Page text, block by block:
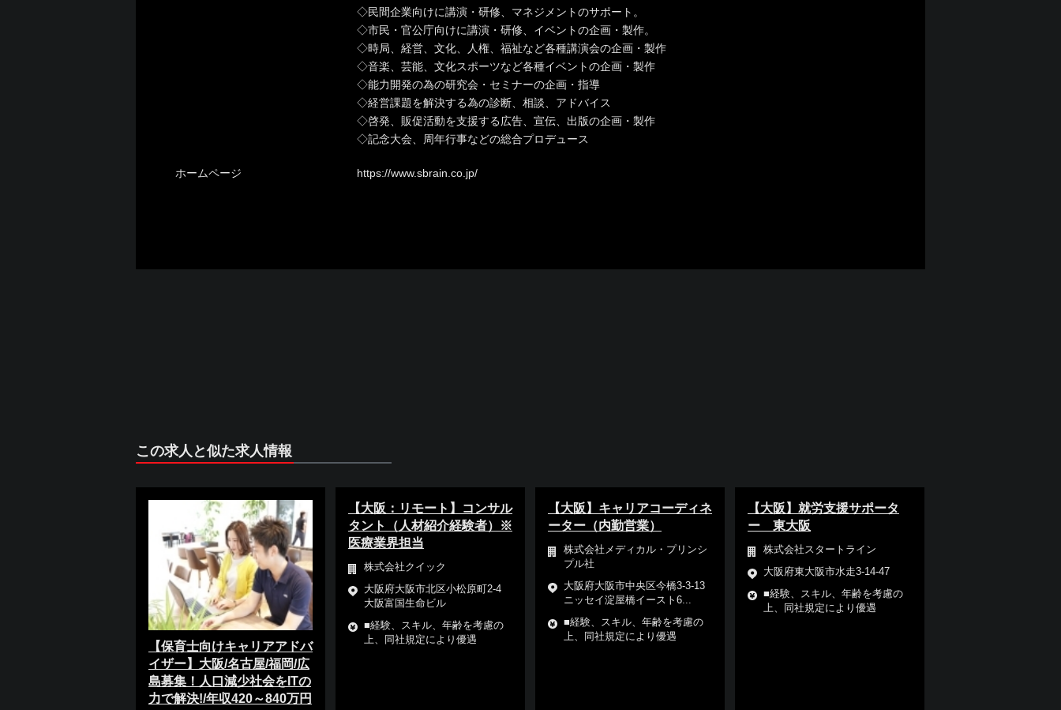
◇民間企業向けに講演・研修、マネジメントのサポート。
◇市民・官公庁向けに講演・研修、イベントの企画・製作。
◇時局、経営、文化、人権、福祉など各種講演会の企画・製作
◇音楽、芸能、文化スポーツなど各種イベントの企画・製作
◇能力開発の為の研究会・セミナーの企画・指導
◇経営課題を解決する為の診断、相談、アドバイス
◇啓発、販促活動を支援する広告、宣伝、出版の企画・製作
◇記念大会、周年行事などの総合プロデュース
ホームページ https://www.sbrain.co.jp/
この求人と似た求人情報
【保育士向けキャリアアドバ
イザー】大阪/名古屋/福岡/広
島募集！人口減少社会をITの
力で解決!/年収420～840万円
【大阪：リモート】コンサル
タント（人材紹介経験者）※
医療業界担当
株式会社クイック
大阪府大阪市北区小松原町2-4
大阪富国生命ビル
■経験、スキル、年齢を考慮の
上、同社規定により優遇
【大阪】キャリアコーディネ
ーター（内勤営業）
株式会社メディカル・プリンシ
プル社
大阪府大阪市中央区今橋3-3-13
ニッセイ淀屋橋イースト6...
■経験、スキル、年齢を考慮の
上、同社規定により優遇
【大阪】就労支援サポータ
ー 東大阪
株式会社スタートライン
大阪府東大阪市水走3-14-47
■経験、スキル、年齢を考慮の
上、同社規定により優遇